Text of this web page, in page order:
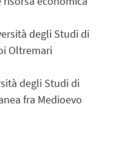
degli Studi di
Oltremari
degli Studi di
fra Medioevo